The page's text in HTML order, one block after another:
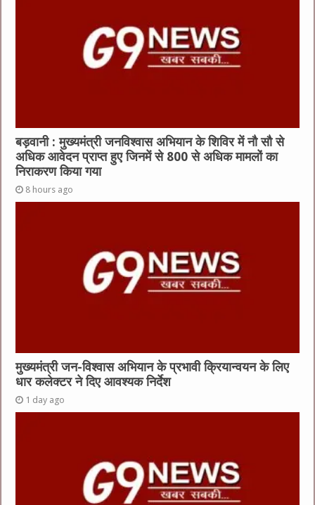
बड़वानी : मुख्यमंत्री जनविश्वास अभियान के शिविर में नौ सौ से
अधिक आवेदन प्राप्त हुए जिनमें से 800 से अधिक मामलों का
निराकरण किया गया
8 hours ago
मुख्यमंत्री जन-विश्वास अभियान के प्रभावी क्रियान्वयन के लिए
धार कलेक्टर ने दिए आवश्यक निर्देश
1 day ago